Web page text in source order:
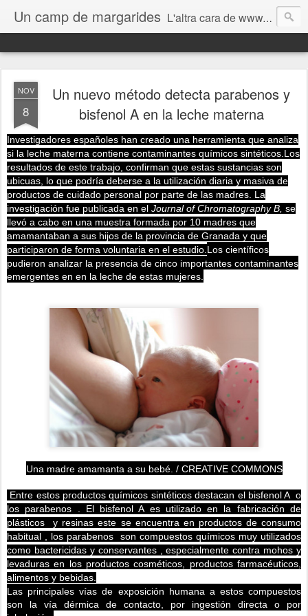
Un camp de margarides L'altra cara de www.biologiageologia.com
NOV
8
Un nuevo método detecta parabenos y
bisfenol A en la leche materna
Investigadores españoles han creado una herramienta que analiza
si la leche materna contiene contaminantes químicos sintéticos. Los
resultados de este trabajo, confirman que estas sustancias son
ubicuas, lo que podría deberse a la utilización diaria y masiva de
productos de cuidado personal por parte de las madres. La
investigación fue publicada en el Journal of Chromatography B, se
llevó a cabo en una muestra formada por 10 madres que
amamantaban a sus hijos de la provincia de Granada y que
participaron de forma voluntaria en el estudio. Los científicos
pudieron analizar la presencia de cinco importantes contaminantes
emergentes en en la leche de estas mujeres.
Una madre amamanta a su bebé. / CREATIVE COMMONS
Entre estos productos químicos sintéticos destacan el bisfenol A o
los parabenos . El bisfenol A es utilizado en la fabricación de
plásticos
y resinas este se encuentra en productos de consumo
habitual ,
los parabenos son compuestos químicos muy utilizados
como bactericidas y conservantes , especialmente contra mohos y
levaduras en los productos cosméticos, productos farmacéuticos,
alimentos y bebidas.
Las principales vías de exposición humana a estos compuestos
son la vía dérmica de contacto, por ingestión directa o por